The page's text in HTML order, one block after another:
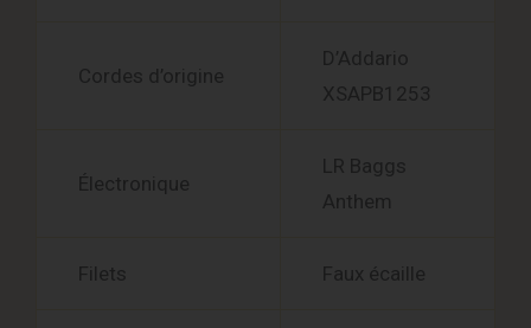
Cordes d’origine
D’Addario
XSAPB1253
Électronique
LR Baggs
Anthem
Filets Faux écaille